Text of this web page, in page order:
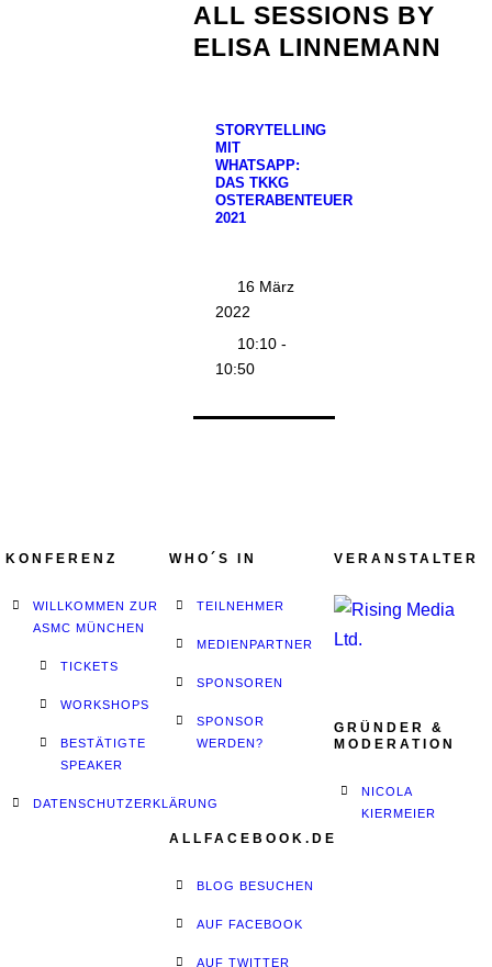
ALL SESSIONS BY
ELISA LINNEMANN
STORYTELLING
MIT
WHATSAPP:
DAS TKKG
OSTERABENTEUER
2021
16 März
2022
10:10 -
10:50
KONFERENZ
WILLKOMMEN ZUR
ASMC MÜNCHEN
TICKETS
WORKSHOPS
BESTÄTIGTE
SPEAKER
DATENSCHUTZERKLÄRUNG
WHO´S IN
TEILNEHMER
MEDIENPARTNER
SPONSOREN
SPONSOR
WERDEN?
ALLFACEBOOK.DE
BLOG BESUCHEN
AUF FACEBOOK
AUF TWITTER
VERANSTALTER
GRÜNDER &
MODERATION
NICOLA
KIERMEIER